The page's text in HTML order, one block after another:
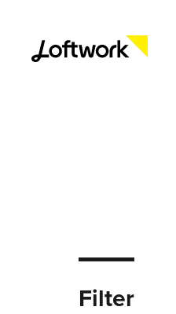
Filter